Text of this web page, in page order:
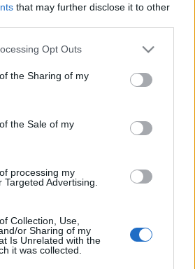
that may further disclose it to other
app uses one or more Google
or usage behaviour. You may click to
Google and its third-party tags to
specified purposes in below Google
Opt Outs
the Sharing of my
the Sale of my
processing my
Advertising.
Collection, Use,
or Sharing of my
Is Unrelated with the
it was collected.
szembesíti a nézőket, amelyeket a
is megtapasztalhatnak.
elnöke, Juhász Zsófia szerint
fontos ez a
stílusban, fiatalosan dolgozza
vezető a táncosokkal szoros
meg a produkciót.
a Szerájból
című daljátékra –
az Alba Regia Szimfonikus Zenekar
operaelőadás a szerelem